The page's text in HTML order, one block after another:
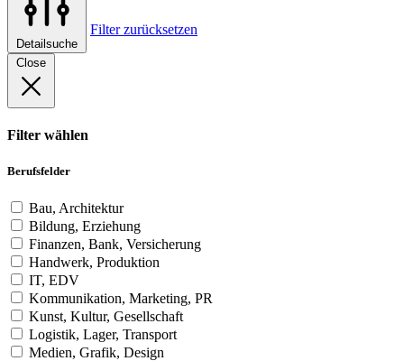
Detailsuche
Filter zurücksetzen
Close
Filter wählen
Berufsfelder
Bau, Architektur
Bildung, Erziehung
Finanzen, Bank, Versicherung
Handwerk, Produktion
IT, EDV
Kommunikation, Marketing, PR
Kunst, Kultur, Gesellschaft
Logistik, Lager, Transport
Medien, Grafik, Design